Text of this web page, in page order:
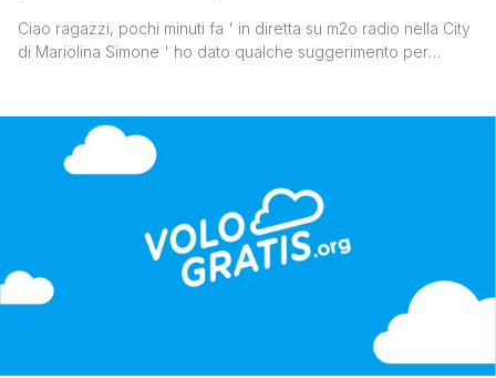
Ciao ragazzi, pochi minuti fa ' in diretta su m2o radio nella City
di Mariolina Simone ' ho dato qualche suggerimento per
conosco molto bene. Come sempre dopo la diretta, eccomi
pronto a riepilogarvi [']